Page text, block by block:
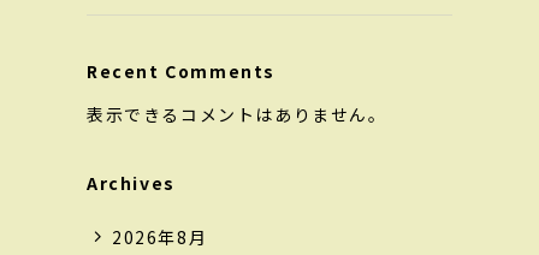
Recent Comments
表示できるコメントはありません。
Archives
2026年8月